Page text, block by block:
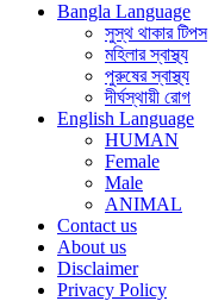
Bangla Language
সুস্থ থাকার টিপস
মহিলার স্বাস্থ্য
পুরুষের স্বাস্থ্য
দীর্ঘস্থায়ী রোগ
English Language
HUMAN
Female
Male
ANIMAL
Contact us
About us
Disclaimer
Privacy Policy